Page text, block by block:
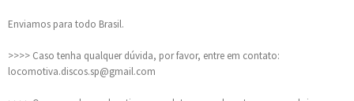
Enviamos para todo Brasil.
>>>> Caso tenha qualquer dúvida, por favor, entre em contato:
locomotiva.discos.sp@gmail.com